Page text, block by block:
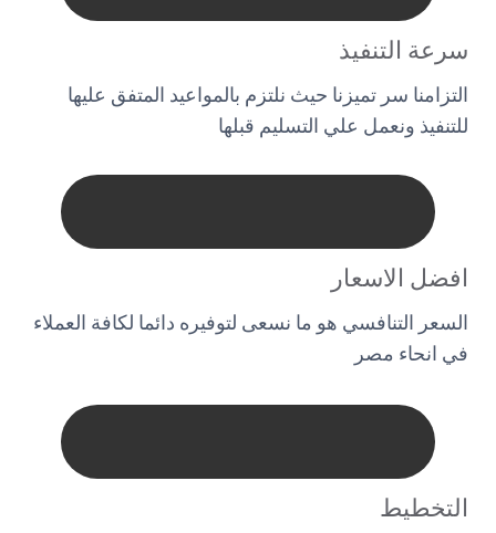
سرعة التنفيذ
التزامنا سر تميزنا حيث نلتزم بالمواعيد المتفق عليها
للتنفيذ ونعمل علي التسليم قبلها
افضل الاسعار
السعر التنافسي هو ما نسعى لتوفيره دائما لكافة العملاء
في انحاء مصر
التخطيط